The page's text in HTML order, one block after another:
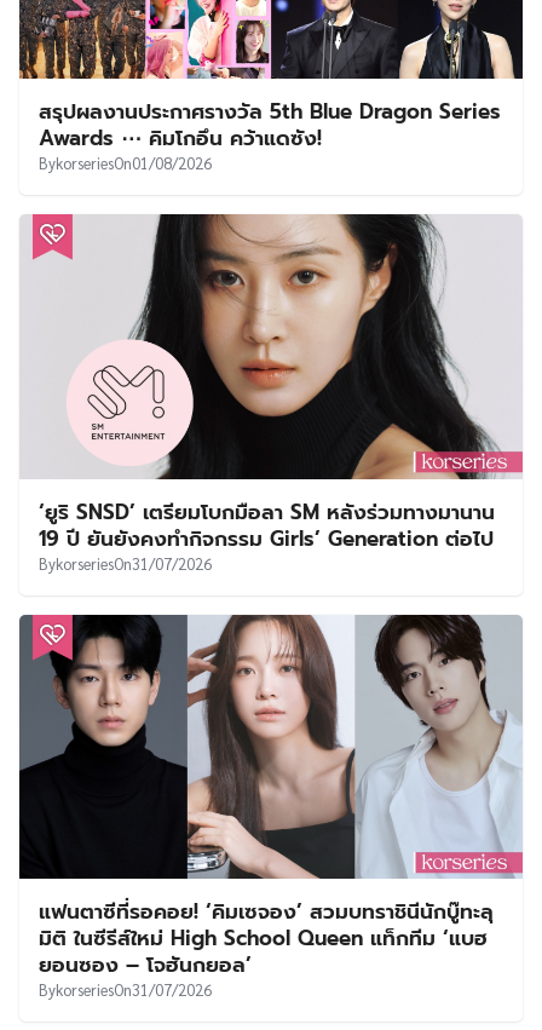
สรุปผลงานประกาศรางวัล 5th Blue Dragon Series
Awards ⋯ คิมโกอึน คว้าแดซัง!
BykorseriesOn01/08/2026
‘ยูริ SNSD’ เตรียมโบกมือลา SM หลังร่วมทางมานาน
19 ปี ยันยังคงทำกิจกรรม Girls’ Generation ต่อไป
BykorseriesOn31/07/2026
แฟนตาซีที่รอคอย! ‘คิมเซจอง’ สวมบทราชินีนักบู๊ทะลุ
มิติ ในซีรีส์ใหม่ High School Queen แท็กทีม ‘แบฮ
ยอนซอง – โจฮันกยอล’
BykorseriesOn31/07/2026